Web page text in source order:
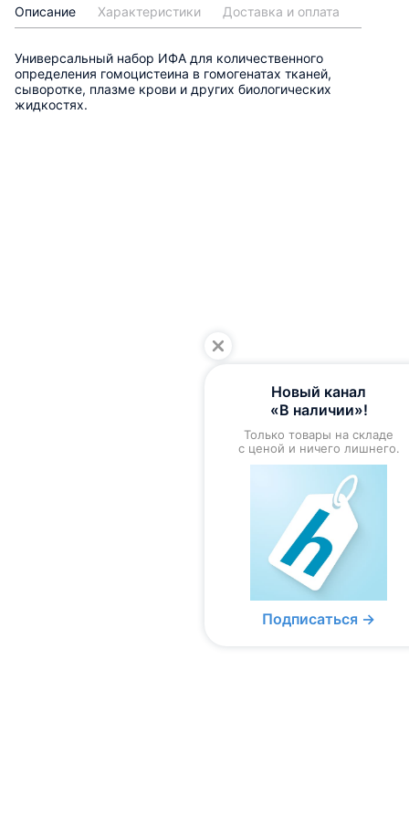
Описание Характеристики Доставка и оплата
Универсальный набор ИФА для количественного
определения гомоцистеина в гомогенатах тканей,
сыворотке, плазме крови и других биологических
жидкостях.
Новый канал
«В наличии»!
Только товары на складе
с ценой и ничего лишнего.
Подписаться →